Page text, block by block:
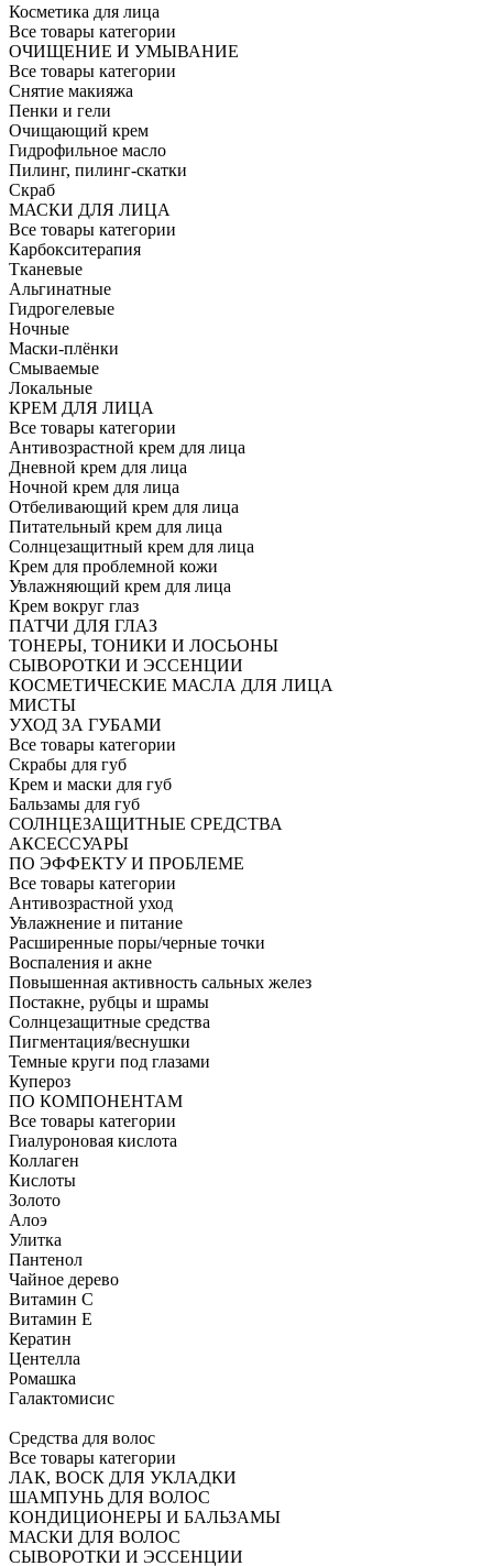
Косметика для лица
Все товары категории
ОЧИЩЕНИЕ И УМЫВАНИЕ
Все товары категории
Снятие макияжа
Пенки и гели
Очищающий крем
Гидрофильное масло
Пилинг, пилинг-скатки
Скраб
МАСКИ ДЛЯ ЛИЦА
Все товары категории
Карбокситерапия
Тканевые
Альгинатные
Гидрогелевые
Ночные
Маски-плёнки
Смываемые
Локальные
КРЕМ ДЛЯ ЛИЦА
Все товары категории
Антивозрастной крем для лица
Дневной крем для лица
Ночной крем для лица
Отбеливающий крем для лица
Питательный крем для лица
Солнцезащитный крем для лица
Крем для проблемной кожи
Увлажняющий крем для лица
Крем вокруг глаз
ПАТЧИ ДЛЯ ГЛАЗ
ТОНЕРЫ, ТОНИКИ И ЛОСЬОНЫ
СЫВОРОТКИ И ЭССЕНЦИИ
КОСМЕТИЧЕСКИЕ МАСЛА ДЛЯ ЛИЦА
МИСТЫ
УХОД ЗА ГУБАМИ
Все товары категории
Скрабы для губ
Крем и маски для губ
Бальзамы для губ
СОЛНЦЕЗАЩИТНЫЕ СРЕДСТВА
АКСЕССУАРЫ
ПО ЭФФЕКТУ И ПРОБЛЕМЕ
Все товары категории
Антивозрастной уход
Увлажнение и питание
Расширенные поры/черные точки
Воспаления и акне
Повышенная активность сальных желез
Постакне, рубцы и шрамы
Солнцезащитные средства
Пигментация/веснушки
Темные круги под глазами
Купероз
ПО КОМПОНЕНТАМ
Все товары категории
Гиалуроновая кислота
Коллаген
Кислоты
Золото
Алоэ
Улитка
Пантенол
Чайное дерево
Витамин C
Витамин Е
Кератин
Центелла
Ромашка
Галактомисис
Средства для волос
Все товары категории
ЛАК, ВОСК ДЛЯ УКЛАДКИ
ШАМПУНЬ ДЛЯ ВОЛОС
КОНДИЦИОНЕРЫ И БАЛЬЗАМЫ
МАСКИ ДЛЯ ВОЛОС
СЫВОРОТКИ И ЭССЕНЦИИ